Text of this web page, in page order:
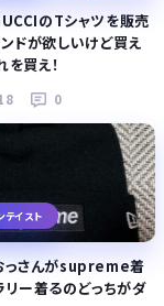
のTシャツを販売
ドが欲しいけど買え
買え！
0
テイスト
っさんがsupreme着
リー着るのどっちがダ